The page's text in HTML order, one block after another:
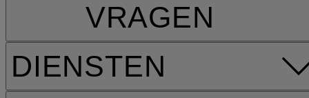
VRAGEN
DIENSTEN